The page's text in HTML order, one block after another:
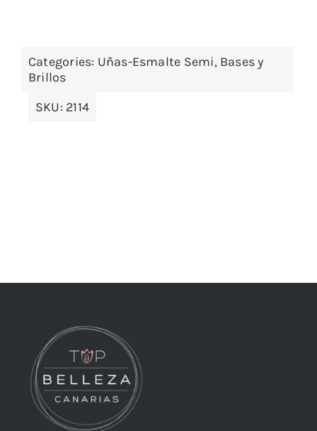
Categories: Uñas-Esmalte Semi, Bases y
Brillos
SKU: 2114